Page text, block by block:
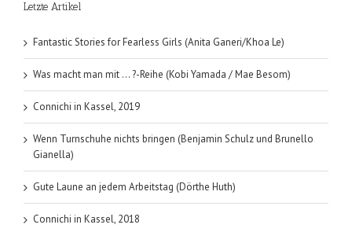
Highlands
Gabaldon
Nguyen)
Letzte Artikel
Fantastic Stories for Fearless Girls (Anita Ganeri/Khoa Le)
Was macht man mit … ?-Reihe (Kobi Yamada / Mae Besom)
Connichi in Kassel, 2019
Wenn Turnschuhe nichts bringen (Benjamin Schulz und Brunello
Gianella)
Gute Laune an jedem Arbeitstag (Dörthe Huth)
Connichi in Kassel, 2018